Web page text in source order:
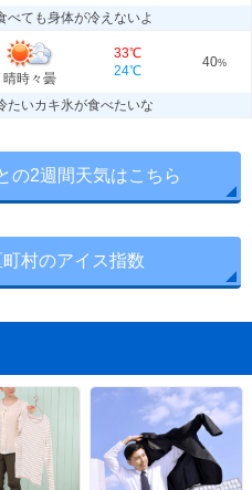
べても身体が冷えないよ
晴時々曇
33℃
24℃
40%
たいカキ氷が食べたいな
の2週間天気はこちら
村のアイス指数